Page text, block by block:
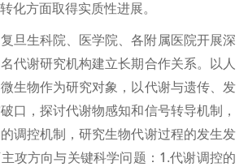
化方面取得实质性进展。
旦生科院、医学院、各附属医院开展深
代谢研究机构建立长期合作关系。以人
生物作为研究对象，以代谢与遗传、发
口，探讨代谢物感知和信号转导机制，
调控机制，研究生物代谢过程的发生发
攻方向与关键科学问题：1.代谢调控的